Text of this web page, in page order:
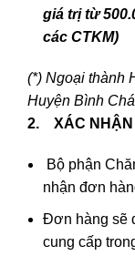
giá trị từ
các CTKM)
(*) Ngoại thành
Huyện Bình
2. XÁC NHẬN
Bộ phận
nhận đơn
Đơn hàng sẽ
cung cấp